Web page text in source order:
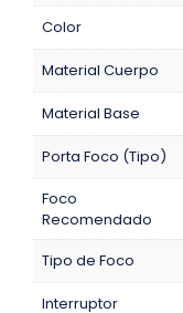
Color
Material Cuerpo
Material Base
Porta Foco (Tipo)
Foco
Recomendado
Tipo de Foco
Interruptor